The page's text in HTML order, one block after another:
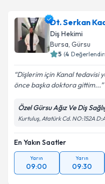
Dt. Serkan
Diş Hekimi
Bursa, Gürsu
5 (4
Dişlerim için Kanal tedavisi
önce başka doktora gittim...
Özel Gürsu Ağız Ve Diş
Kurtuluş, Atatürk Cd. NO:152A
En Yakın Saatler
Yarın
09:00
Yarın
09:30